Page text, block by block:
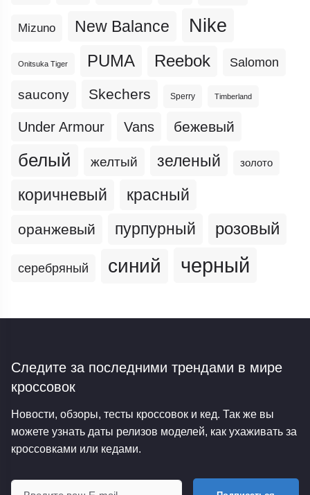
Mizuno New Balance Nike
Onitsuka Tiger PUMA Reebok Salomon
saucony Skechers Sperry Timberland
Under Armour Vans бежевый
белый желтый зеленый золото
коричневый красный
оранжевый пурпурный розовый
серебряный синий черный
Следите за последними трендами в мире
кроссовок
Новости, обзоры, тесты кроссовок и кед. Так же вы
можете узнать даты релизов моделей, как ухаживать за
кроссовками или кедами.